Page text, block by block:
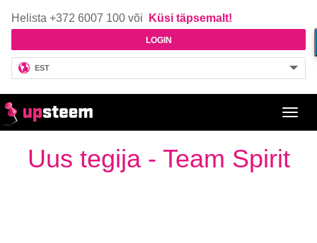
Helista +372 6007 100 või Küsi täpsemalt!
LOGIN
EST
Uus tegija - Team Spirit